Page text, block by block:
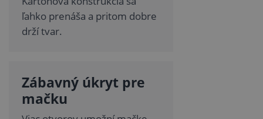
ľahko prenáša a pritom dobre
drží tvar.
Zábavný úkryt pre
mačku